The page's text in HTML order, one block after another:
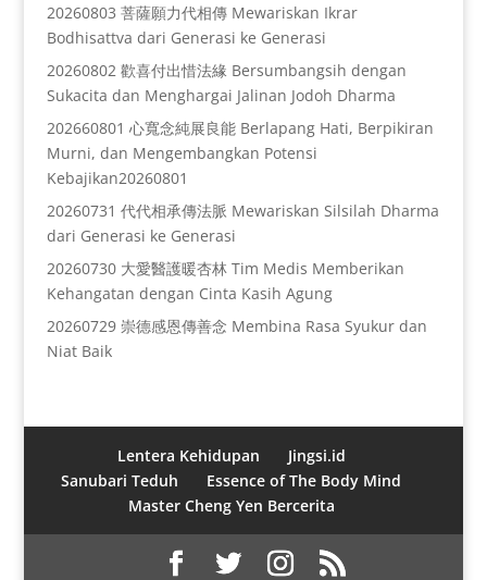
20260803 菩薩願力代相傳 Mewariskan Ikrar
Bodhisattva dari Generasi ke Generasi
20260802 歡喜付出惜法緣 Bersumbangsih dengan
Sukacita dan Menghargai Jalinan Jodoh Dharma
202660801 心寬念純展良能 Berlapang Hati, Berpikiran
Murni, dan Mengembangkan Potensi
Kebajikan20260801
20260731 代代相承傳法脈 Mewariskan Silsilah Dharma
dari Generasi ke Generasi
20260730 大愛醫護暖杏林 Tim Medis Memberikan
Kehangatan dengan Cinta Kasih Agung
20260729 崇德感恩傳善念 Membina Rasa Syukur dan
Niat Baik
Lentera Kehidupan
Jingsi.id
Sanubari Teduh
Essence of The Body Mind
Master Cheng Yen Bercerita